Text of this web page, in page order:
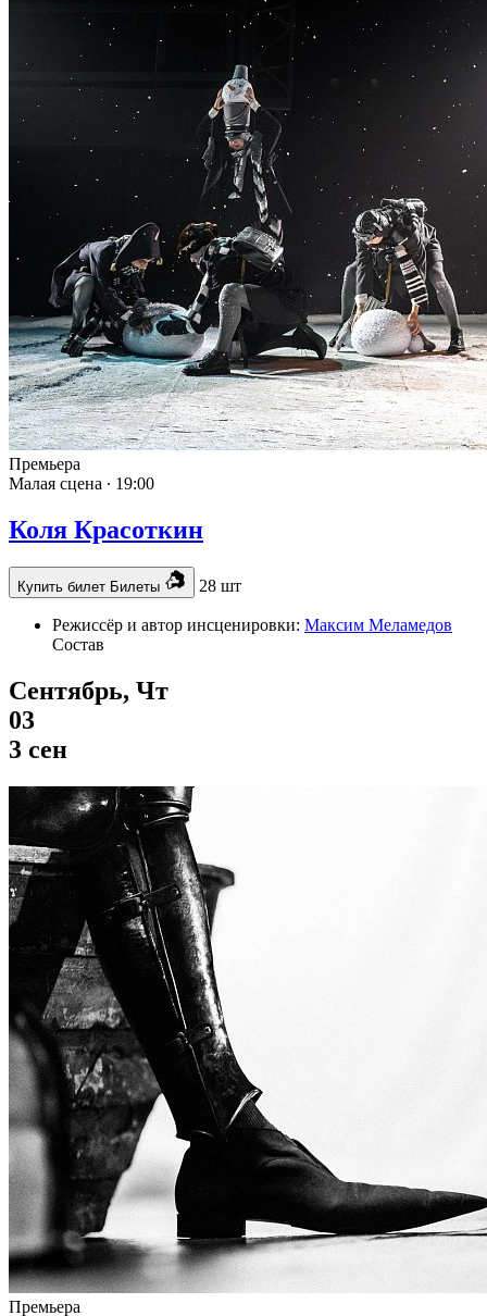
Премьера
Малая сцена ∙ 19:00
Коля Красоткин
Купить билет Билеты 28 шт
Режиссёр и автор инсценировки: Максим Меламедов
Состав
Сентябрь, Чт
03
3 сен
Премьера